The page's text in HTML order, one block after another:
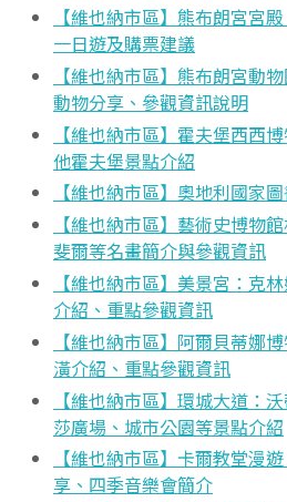
【維也納市區】熊布朗宮宮
一日遊及購票建議
【維也納市區】熊布朗宮動
動物分享、參觀資訊說明
【維也納市區】霍夫堡西西
他霍夫堡景點介紹
【維也納市區】奧地利國家
【維也納市區】藝術史博物
斐爾等名畫簡介與參觀資訊
【維也納市區】美景宮：克
介紹、重點參觀資訊
【維也納市區】阿爾貝蒂娜
潢介紹、重點參觀資訊
【維也納市區】環城大道：
莎廣場、城市公園等景點介紹
【維也納市區】卡爾教堂漫
享、四季音樂會簡介